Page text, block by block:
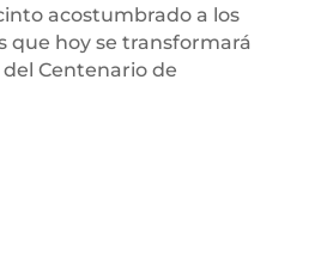
acostumbrado a los
que hoy se transformará
Centenario de